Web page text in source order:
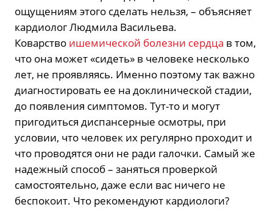
ощущениям этого сделать нельзя, – объясняет
кардиолог Людмила Васильева.
Коварство ишемической болезни сердца в том,
что она может «сидеть» в человеке несколько
лет, не проявляясь. Именно поэтому так важно
диагностировать ее на доклинической стадии,
до появления симптомов. Тут-то и могут
пригодиться диспансерные осмотры, при
условии, что человек их регулярно проходит и
что проводятся они не ради галочки. Самый же
надежный способ – заняться проверкой
самостоятельно, даже если вас ничего не
беспокоит. Что рекомендуют кардиологи?